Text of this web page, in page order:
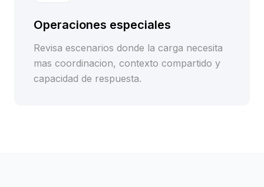
Operaciones especiales
Revisa escenarios donde la carga necesita
mas coordinacion, contexto compartido y
capacidad de respuesta.